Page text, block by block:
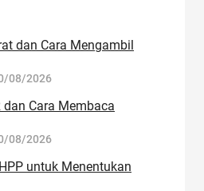
dan Cara Mengambil
08/2026
dan Cara Membaca
08/2026
untuk Menentukan